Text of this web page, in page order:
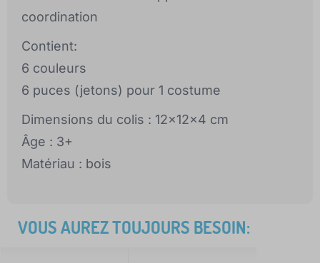
coordination
Contient:
6 couleurs
6 puces (jetons) pour 1 costume
Dimensions du colis : 12x12x4 cm
Âge : 3+
Matériau : bois
VOUS AUREZ TOUJOURS BESOIN: